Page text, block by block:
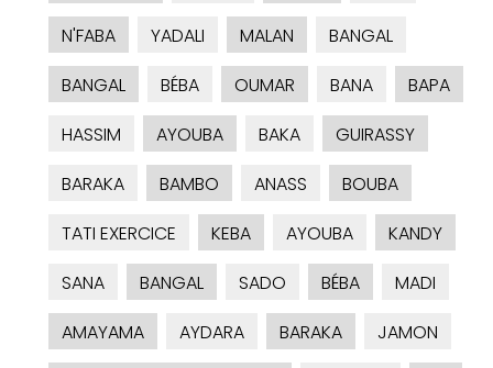
N'FABA
YADALI MALAN
BANGAL
BANGAL
BÉBA OUMAR BANA
BAPA
HASSIM
AYOUBA BAKA
GUIRASSY
BARAKA
BAMBO ANASS
BOUBA
TATI EXERCICE
KEBA AYOUBA
KANDY
SANA
BANGAL SADO BÉBA
MADI
AMAYAMA
AYDARA BARAKA
JAMON